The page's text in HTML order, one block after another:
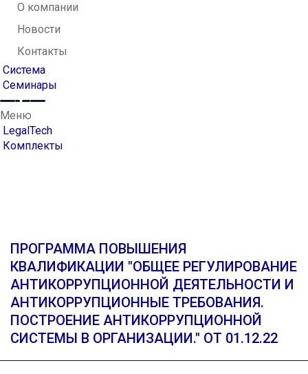
О компании
Новости
Контакты
Система
Семинары
Меню
LegalTech
Комплекты
ПРОГРАММА ПОВЫШЕНИЯ
КВАЛИФИКАЦИИ "ОБЩЕЕ РЕГУЛИРОВАНИЕ
АНТИКОРРУПЦИОННОЙ ДЕЯТЕЛЬНОСТИ И
АНТИКОРРУПЦИОННЫЕ ТРЕБОВАНИЯ.
ПОСТРОЕНИЕ АНТИКОРРУПЦИОННОЙ
СИСТЕМЫ В ОРГАНИЗАЦИИ." ОТ 01.12.22